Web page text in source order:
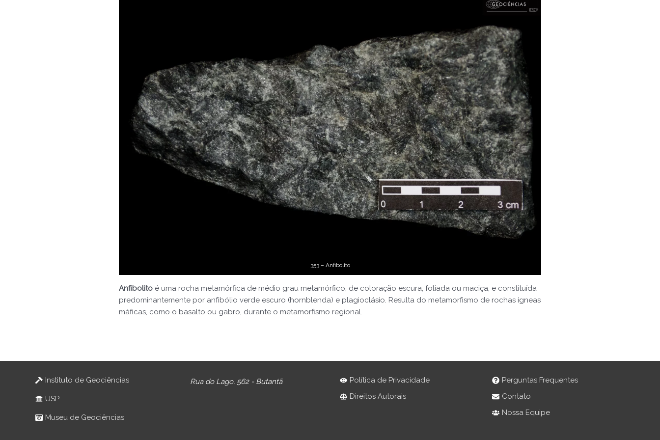
353 – Anfibolito
Anfibolito é uma rocha metamórfica de médio grau metamórfico, de coloração escura, foliada ou maciça, e constituída
predominantemente por anfibólio verde escuro (hornblenda) e plagioclásio. Resulta do metamorfismo de rochas ígneas
máficas, como o basalto ou gabro, durante o metamorfismo regional.
Instituto de Geociências
USP
Museu de Geociências
Rua do Lago, 562 - Butantã
Política de Privacidade
Direitos Autorais
Perguntas Frequentes
Contato
Nossa Equipe